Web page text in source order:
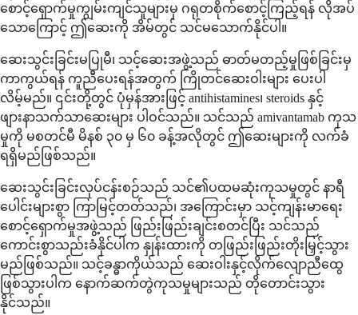
စောင့်ရှောက်မှုကျွမ်းကျင်သူများမှ ဂရုတစိုက်စောင့်ကြည့်ရန် လိုအပ်
သောကြောင့် ဤဆေးကို အိမ်တွင် သင်မသောက်နိုင်ပါ။
ဆေးသွင်းခြင်းမပြုမီ၊ သင့်ဆေးအဖွဲ့သည် ဓာတ်မတည့်မှုဖြစ်ခြင်းမှ
ကာကွယ်ရန် ကူညီပေးရန်အတွက် ကြိုတင်ဆေးဝါးများ ပေးပါ
လိမ့်မည်။ ၎င်းတို့တွင် ပုံမှန်အားဖြင့် antihistamines၊ steroids နှင့်
ဖျားနာသက်သာဆေးများ ပါဝင်သည်။ သင်သည် amivantamab ကုသ
မှုကို မစတင်မီ မိနစ် ၃၀ မှ ၆၀ ခန့်အလိုတွင် ဤဆေးများကို လက်ခံ
ရရှိမည်ဖြစ်သည်။
ဆေးသွင်းခြင်းလုပ်ငန်းစဉ်သည် သင်၏ပထမဆုံးကုသမှုတွင် နာရီ
ပေါင်းများစွာ ကြာမြင့်တတ်သည်၊ အကြောင်းမှာ သင့်ကျန်းမာရေး
စောင့်ရှောက်မှုအဖွဲ့သည် ဖြည်းဖြည်းချင်းစတင်ပြီး သင်သည်
ကောင်းစွာသည်းခံနိုင်ပါက နှုန်းထားကို တဖြည်းဖြည်းတိုးမြှင့်သွား
မည်ဖြစ်သည်။ သင့်ခန္ဓာကိုယ်သည် ဆေးဝါးနှင့်လိုက်လျောညီထွေ
ဖြစ်သွားပါက နောက်ဆက်တွဲကုသမှုများသည် တိုတောင်းသွား
နိုင်သည်။